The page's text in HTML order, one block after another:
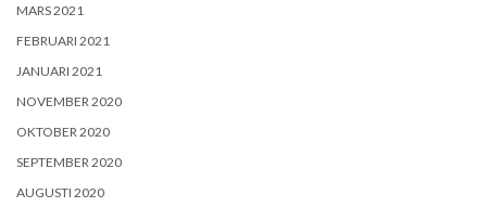
MARS 2021
FEBRUARI 2021
JANUARI 2021
NOVEMBER 2020
OKTOBER 2020
SEPTEMBER 2020
AUGUSTI 2020